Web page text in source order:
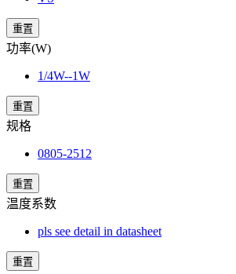
重置
功率(W)
1/4W--1W
重置
规格
0805-2512
重置
温度系数
pls see detail in datasheet
重置